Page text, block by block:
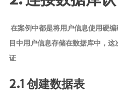
在案例中都是将用户信息使用硬
目中用户信息存储在数据库中，
证
2.1 创建数据表